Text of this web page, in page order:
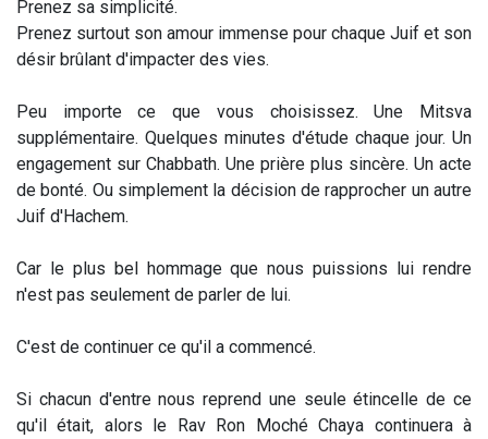
Prenez sa simplicité.
Prenez surtout son amour immense pour chaque Juif et son
désir brûlant d'impacter des vies.
Peu importe ce que vous choisissez. Une Mitsva
supplémentaire. Quelques minutes d'étude chaque jour. Un
engagement sur Chabbath. Une prière plus sincère. Un acte
de bonté. Ou simplement la décision de rapprocher un autre
Juif d'Hachem.
Car le plus bel hommage que nous puissions lui rendre
n'est pas seulement de parler de lui.
C'est de continuer ce qu'il a commencé.
Si chacun d'entre nous reprend une seule étincelle de ce
qu'il était, alors le Rav Ron Moché Chaya continuera à